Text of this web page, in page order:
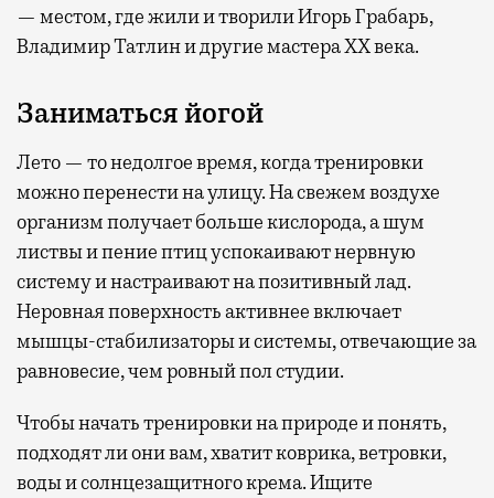
— местом, где жили и творили Игорь Грабарь,
Владимир Татлин и другие мастера XX века.
Заниматься йогой
Лето — то недолгое время, когда тренировки
можно перенести на улицу. На свежем воздухе
организм получает больше кислорода, а шум
листвы и пение птиц успокаивают нервную
систему и настраивают на позитивный лад.
Неровная поверхность активнее включает
мышцы-стабилизаторы и системы, отвечающие за
равновесие, чем ровный пол студии.
Чтобы начать тренировки на природе и понять,
подходят ли они вам, хватит коврика, ветровки,
воды и солнцезащитного крема. Ищите